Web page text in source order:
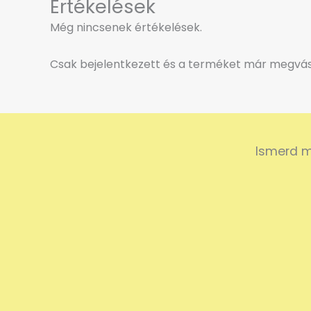
Értékelések
Még nincsenek értékelések.
Csak bejelentkezett és a terméket már
Ismerd